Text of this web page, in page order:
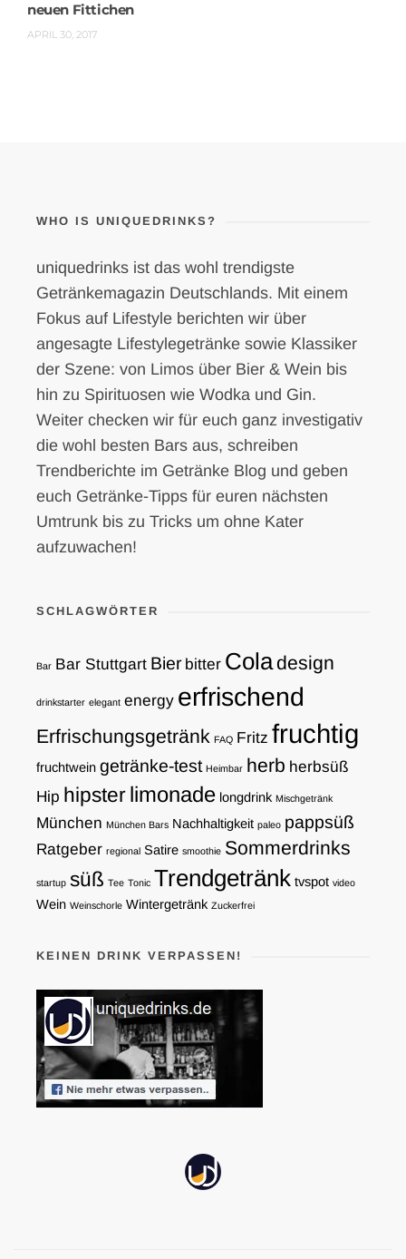
neuen Fittichen
APRIL 30, 2017
WHO IS UNIQUEDRINKS?
uniquedrinks ist das wohl trendigste
Getränkemagazin Deutschlands. Mit einem
Fokus auf Lifestyle berichten wir über
angesagte Lifestylegetränke sowie Klassiker
der Szene: von Limos über Bier & Wein bis
hin zu Spirituosen wie Wodka und Gin.
Weiter checken wir für euch ganz investigativ
die wohl besten Bars aus, schreiben
Trendberichte im Getränke Blog und geben
euch Getränke-Tipps für euren nächsten
Umtrunk bis zu Tricks um ohne Kater
aufzuwachen!
SCHLAGWÖRTER
Bar Bar Stuttgart Bier bitter Coladesign
drinkstarter elegant energy erfrischend
Erfrischungsgetränk FAQ Fritz fruchtig
fruchtwein getränke-test Heimbar herb herbsüß
Hip hipsterlimonade longdrink Mischgetränk
München München Bars Nachhaltigkeit paleo pappsüß
Ratgeber regional Satire smoothie Sommerdrinks
startup süß Tee Tonic Trendgetränk tvspot video
Wein Weinschorle Wintergetränk Zuckerfrei
KEINEN DRINK VERPASSEN!